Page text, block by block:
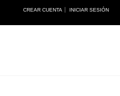
CREAR CUENTA INICIAR SESIÓN